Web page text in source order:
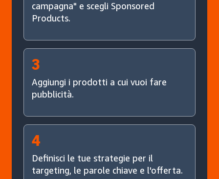
campagna" e scegli Sponsored
Products.
3
Aggiungi i prodotti a cui vuoi fare
pubblicità.
4
Definisci le tue strategie per il
targeting, le parole chiave e l'offerta.